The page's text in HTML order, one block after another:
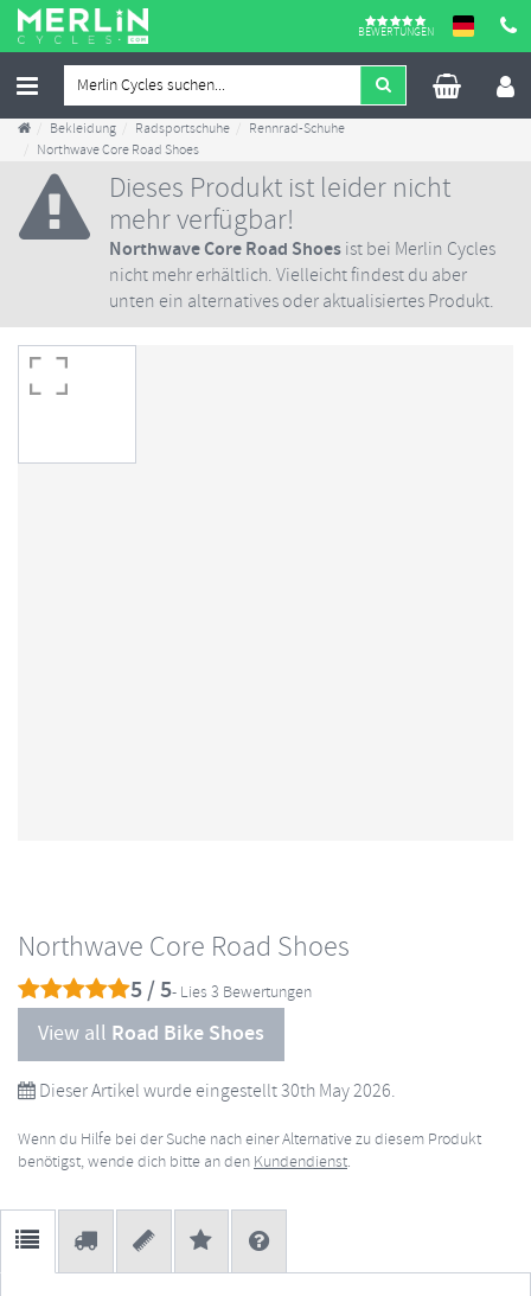
BEWERTUNGEN
Bekleidung Radsportschuhe
Rennrad-Schuhe
Northwave Core Road Shoes
Dieses Produkt ist leider nicht
mehr verfügbar!
Northwave Core Road Shoesist bei Merlin Cycles
nicht mehr erhältlich. Vielleicht findest du aber
unten ein alternatives oder aktualisiertes Produkt.
Northwave Core Road Shoes
5 / 5- Lies 3 Bewertungen
View all Road Bike Shoes
Dieser Artikel wurde eingestellt 30th May 2026.
Wenn du Hilfe bei der Suche nach einer Alternative zu diesem Produkt
benötigst, wende dich bitte an denKundendienst.